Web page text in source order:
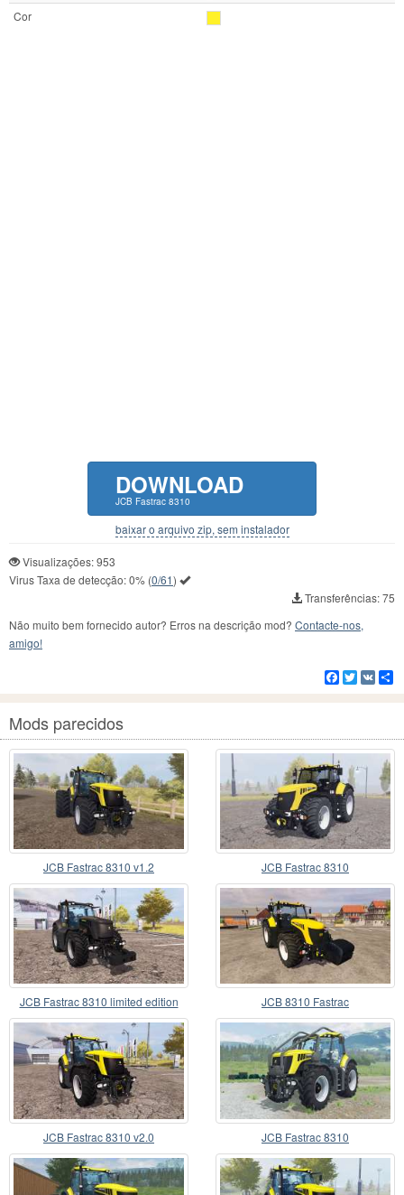
Cor
DOWNLOAD
JCB Fastrac 8310
baixar o arquivo zip, sem instalador
Visualizações: 953
Virus Taxa de detecção:0% (0/61)
Transferências: 75
Não muito bem fornecido autor? Erros na descrição mod? Contacte-nos,
amigo!
Facebook
Twitter
VK
Mods parecidos
JCB Fastrac 8310 v1.2 JCB Fastrac 8310
JCB Fastrac 8310 limited edition JCB 8310 Fastrac
JCB Fastrac 8310 v2.0 JCB Fastrac 8310